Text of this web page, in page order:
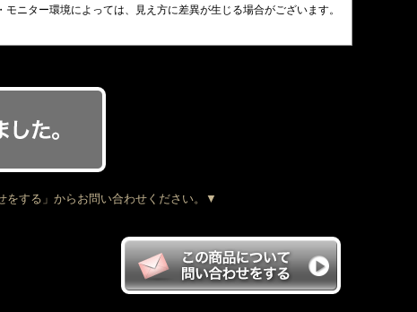
ニター環境によっては、見え方に差異が生じる場合がございます。
をする」からお問い合わせください。▼